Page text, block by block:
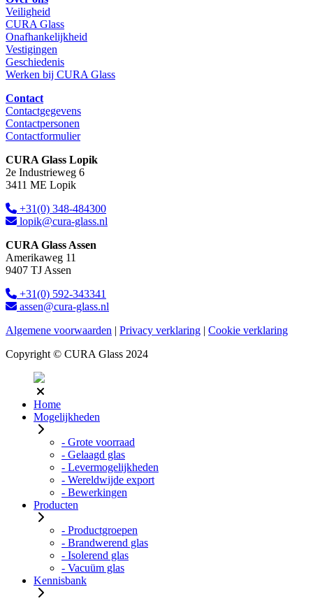
Veiligheid
CURA Glass
Onafhankelijkheid
Vestigingen
Geschiedenis
Werken bij CURA Glass
Contact
Contactgegevens
Contactpersonen
Contactformulier
CURA Glass Lopik
2e Industrieweg 6
3411 ME Lopik
+31(0) 348-484300
lopik@cura-glass.nl
CURA Glass Assen
Amerikaweg 11
9407 TJ Assen
+31(0) 592-343341
assen@cura-glass.nl
Algemene voorwaarden | Privacy verklaring | Cookie verklaring
Copyright © CURA Glass 2024
Home
Mogelijkheden
- Grote voorraad
- Gelaagd glas
- Levermogelijkheden
- Wereldwijde export
- Bewerkingen
Producten
- Productgroepen
- Brandwerend glas
- Isolerend glas
- Vacuüm glas
Kennisbank